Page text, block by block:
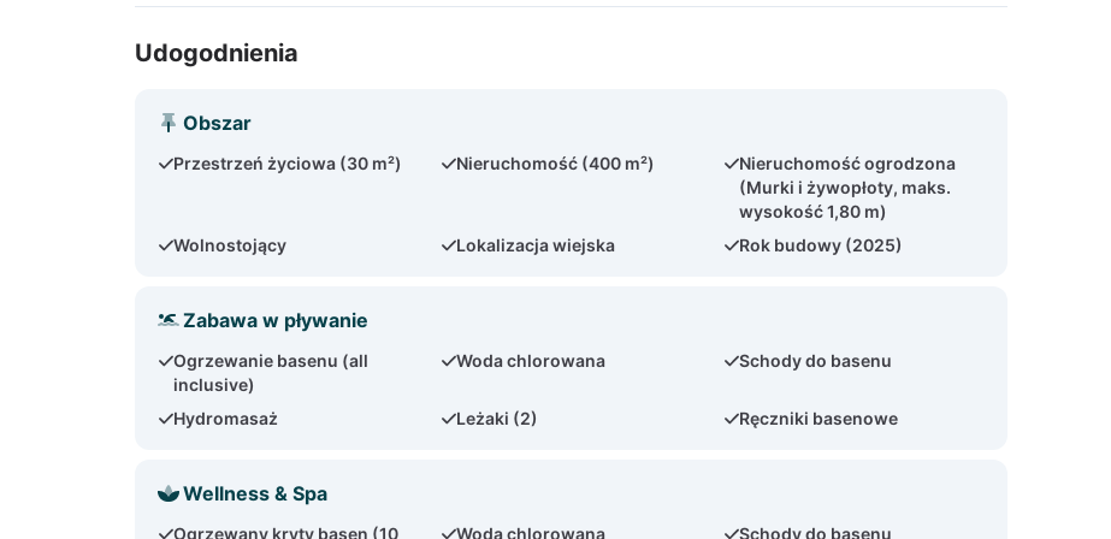
Udogodnienia
Obszar
Przestrzeń życiowa (30 m²) Nieruchomość (400 m²)
Nieruchomość ogrodzona
(Murki i żywopłoty, maks.
wysokość 1,80 m)
Wolnostojący
Lokalizacja wiejska Rok budowy (2025)
Zabawa w pływanie
Ogrzewanie basenu (all
inclusive)
Woda chlorowana Schody do basenu
Hydromasaż Leżaki (2) Ręczniki basenowe
Wellness & Spa
Ogrzewany kryty basen (10 Woda chlorowana Schody do basenu